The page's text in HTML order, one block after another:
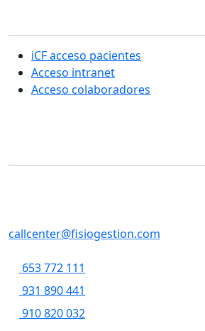
iCF acceso pacientes
Acceso intranet
Acceso colaboradores
callcenter@fisiogestion.com
653 772 111
931 890 441
910 820 032